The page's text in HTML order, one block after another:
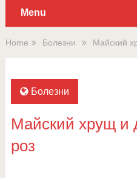
Menu
Home Болезни Майский
Болезни
Майский хрущ и
роз